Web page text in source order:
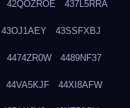
42QOZROE 437L5RRA
43OJ1AEY 43SSFXBJ
4474ZR0W 4489NF37
44VA5KJF 44XI8AFW